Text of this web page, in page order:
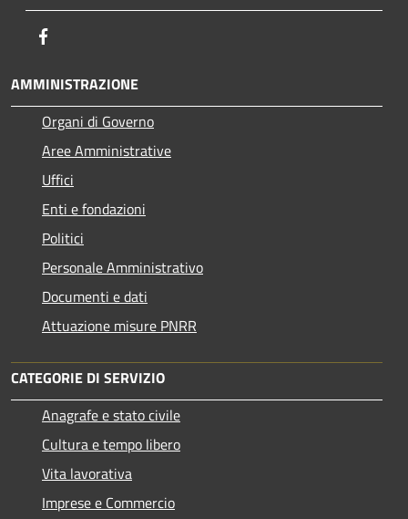
AMMINISTRAZIONE
Organi di Governo
Aree Amministrative
Uffici
Enti e fondazioni
Politici
Personale Amministrativo
Documenti e dati
Attuazione misure PNRR
CATEGORIE DI SERVIZIO
Anagrafe e stato civile
Cultura e tempo libero
Vita lavorativa
Imprese e Commercio